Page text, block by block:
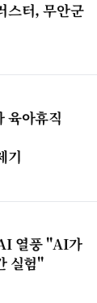
스터, 무안군
육아휴직
기
열풍 "AI가
실험"